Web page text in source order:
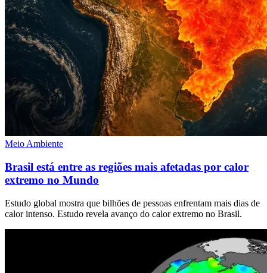
Meio Ambiente
Brasil está entre as regiões mais afetadas por calor
extremo no Mundo
Estudo global mostra que bilhões de pessoas enfrentam mais dias de
calor intenso. Estudo revela avanço do calor extremo no Brasil.